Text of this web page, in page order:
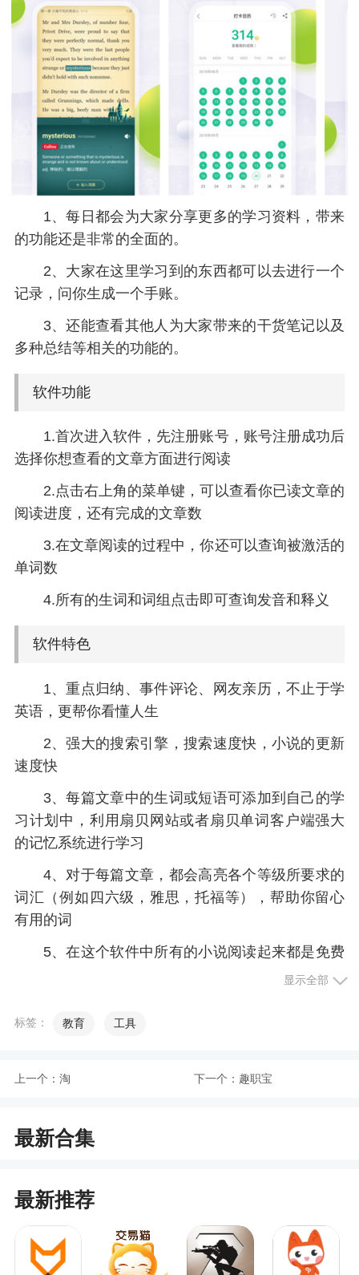
1、每日都会为大家分享更多的学习资料，带来
的功能还是非常的全面的。
2、大家在这里学习到的东西都可以去进行一个
记录，问你生成一个手账。
3、还能查看其他人为大家带来的干货笔记以及
多种总结等相关的功能的。
软件功能
1.首次进入软件，先注册账号，账号注册成功后
选择你想查看的文章方面进行阅读
2.点击右上角的菜单键，可以查看你已读文章的
阅读进度，还有完成的文章数
3.在文章阅读的过程中，你还可以查询被激活的
单词数
4.所有的生词和词组点击即可查询发音和释义
软件特色
1、重点归纳、事件评论、网友亲历，不止于学
英语，更帮你看懂人生
2、强大的搜索引擎，搜索速度快，小说的更新
速度快
3、每篇文章中的生词或短语可添加到自己的学
习计划中，利用扇贝网站或者扇贝单词客户端强大
的记忆系统进行学习
4、对于每篇文章，都会高亮各个等级所要求的
词汇（例如四六级，雅思，托福等），帮助你留心
有用的词
5、在这个软件中所有的小说阅读起来都是免费
的，不会收取任何的费用，而且阅读过程中也没有
1、扇贝阅读是一款很实用的外文章阅读软件，
随时都可以看到最新阅读文章，让你的阅读能力得
到一个提升，有需要的伙伴来吧
时，也能了解最新的时事！而且还能够显示你的阅
读进度，完成的文章数和已经激活的单词数量喔，
方便快捷等你来体验
显示全部
标签： 教育 工具
上一个： 淘 下一个： 趣职宝
最新合集
最新推荐